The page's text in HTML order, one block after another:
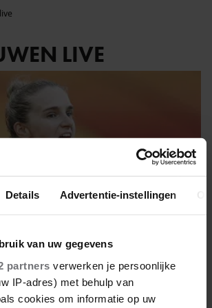
Details Advertentie-instellingen
van uw gegevens
partners verwerken je persoonlijke
IP-adres) met behulp van
cookies om informatie op uw
LIVE